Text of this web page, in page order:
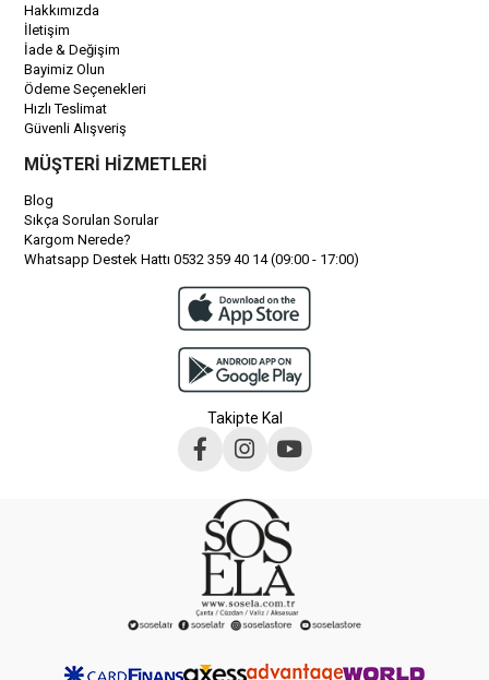
Hakkımızda
İletişim
İade & Değişim
Bayimiz Olun
Ödeme Seçenekleri
Hızlı Teslimat
Güvenli Alışveriş
MÜŞTERİ HİZMETLERİ
Blog
Sıkça Sorulan Sorular
Kargom Nerede?
Whatsapp Destek Hattı 0532 359 40 14 (09:00 - 17:00)
Takipte Kal